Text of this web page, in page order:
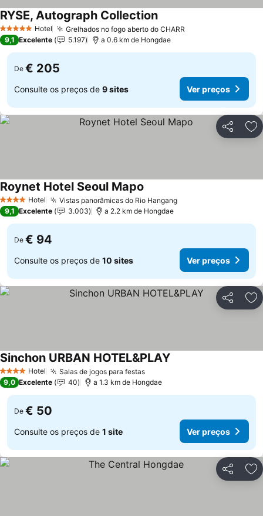
5 Estrelas Hotel Grelhados no fogo aberto do CHARR
RYSE, Autograph CollectionVer preços
9,1 Excelente 5.197 a 0.6 km de Hongdae
De € 205
Consulte os preços de 9 sites Ver preços
Partilhar
4 EstrelasHotel Vistas panorâmicas do Rio HangangVer preços
Roynet Hotel Seoul Mapo
9,1 Excelente 3.003 a 2.2 km de Hongdae
De € 94
Consulte os preços de 10 sites Ver preços
Partilhar
4 EstrelasHotel Salas de jogos para festasVer preços
Sinchon URBAN HOTEL&PLAY
9,0 Excelente 40 a 1.3 km de Hongdae
De € 50
Consulte os preços de 1 site Ver preços
Partilhar